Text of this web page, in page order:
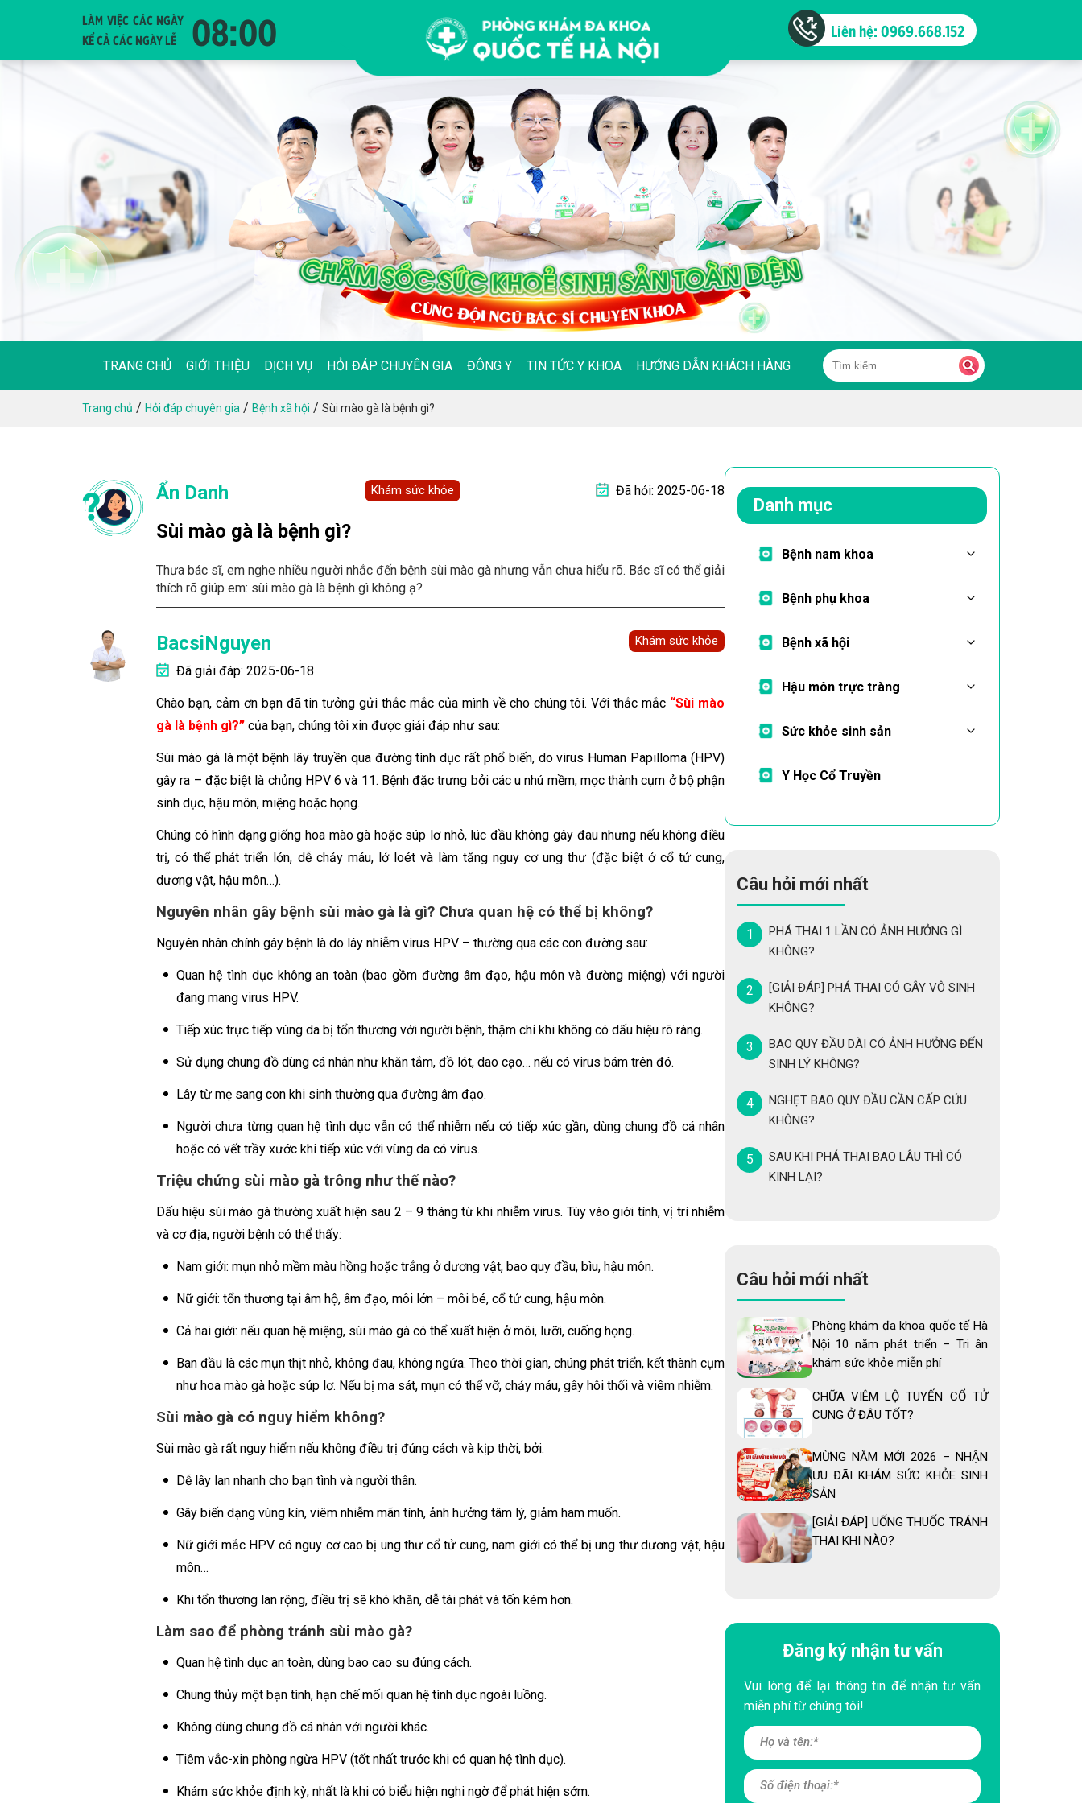
LÀM VIỆC CÁC NGÀY
KỂ CẢ CÁC NGÀY LỄ
08:00 Liên hệ: 0969.668.152
TRANG CHỦ GIỚI THIỆU DỊCH VỤ HỎI ĐÁP CHUYÊN GIA ĐÔNG Y TIN TỨC Y KHOA HƯỚNG DẪN KHÁCH HÀNG
Trang chủ / Hỏi đáp chuyên gia / Bệnh xã hội / Sùi mào gà là bệnh gì?
Ẩn Danh Khám sức khỏe Đã hỏi: 2025-06-18
Sùi mào gà là bệnh gì?
Thưa bác sĩ, em nghe nhiều người nhắc đến bệnh sùi mào gà nhưng vẫn chưa hiểu rõ. Bác sĩ có thể giải
thích rõ giúp em: sùi mào gà là bệnh gì không ạ?
BacsiNguyen
Đã giải đáp: 2025-06-18
Khám sức khỏe
Chào bạn, cảm ơn bạn đã tin tưởng gửi thắc mắc của mình về cho chúng tôi. Với thắc mắc “Sùi mào
gà là bệnh gì?” của bạn, chúng tôi xin được giải đáp như sau:
Sùi mào gà là một bệnh lây truyền qua đường tình dục rất phổ biến, do virus Human Papilloma (HPV)
gây ra – đặc biệt là chủng HPV 6 và 11. Bệnh đặc trưng bởi các u nhú mềm, mọc thành cụm ở bộ phận
sinh dục, hậu môn, miệng hoặc họng.
Chúng có hình dạng giống hoa mào gà hoặc súp lơ nhỏ, lúc đầu không gây đau nhưng nếu không điều
trị, có thể phát triển lớn, dễ chảy máu, lở loét và làm tăng nguy cơ ung thư (đặc biệt ở cổ tử cung,
dương vật, hậu môn…).
Nguyên nhân gây bệnh sùi mào gà là gì? Chưa quan hệ có thể bị không?
Nguyên nhân chính gây bệnh là do lây nhiễm virus HPV – thường qua các con đường sau:
Quan hệ tình dục không an toàn (bao gồm đường âm đạo, hậu môn và đường miệng) với người
đang mang virus HPV.
Tiếp xúc trực tiếp vùng da bị tổn thương với người bệnh, thậm chí khi không có dấu hiệu rõ ràng.
Sử dụng chung đồ dùng cá nhân như khăn tắm, đồ lót, dao cạo… nếu có virus bám trên đó.
Lây từ mẹ sang con khi sinh thường qua đường âm đạo.
Người chưa từng quan hệ tình dục vẫn có thể nhiễm nếu có tiếp xúc gần, dùng chung đồ cá nhân
hoặc có vết trầy xước khi tiếp xúc với vùng da có virus.
Triệu chứng sùi mào gà trông như thế nào?
Dấu hiệu sùi mào gà thường xuất hiện sau 2 – 9 tháng từ khi nhiễm virus. Tùy vào giới tính, vị trí nhiễm
và cơ địa, người bệnh có thể thấy:
Nam giới: mụn nhỏ mềm màu hồng hoặc trắng ở dương vật, bao quy đầu, bìu, hậu môn.
Nữ giới: tổn thương tại âm hộ, âm đạo, môi lớn – môi bé, cổ tử cung, hậu môn.
Cả hai giới: nếu quan hệ miệng, sùi mào gà có thể xuất hiện ở môi, lưỡi, cuống họng.
Ban đầu là các mụn thịt nhỏ, không đau, không ngứa. Theo thời gian, chúng phát triển, kết thành cụm
như hoa mào gà hoặc súp lơ. Nếu bị ma sát, mụn có thể vỡ, chảy máu, gây hôi thối và viêm nhiễm.
Sùi mào gà có nguy hiểm không?
Sùi mào gà rất nguy hiểm nếu không điều trị đúng cách và kịp thời, bởi:
Dễ lây lan nhanh cho bạn tình và người thân.
Gây biến dạng vùng kín, viêm nhiễm mãn tính, ảnh hưởng tâm lý, giảm ham muốn.
Nữ giới mắc HPV có nguy cơ cao bị ung thư cổ tử cung, nam giới có thể bị ung thư dương vật, hậu
môn…
Khi tổn thương lan rộng, điều trị sẽ khó khăn, dễ tái phát và tốn kém hơn.
Làm sao để phòng tránh sùi mào gà?
Quan hệ tình dục an toàn, dùng bao cao su đúng cách.
Chung thủy một bạn tình, hạn chế mối quan hệ tình dục ngoài luồng.
Không dùng chung đồ cá nhân với người khác.
Tiêm vắc-xin phòng ngừa HPV (tốt nhất trước khi có quan hệ tình dục).
Khám sức khỏe định kỳ, nhất là khi có biểu hiện nghi ngờ để phát hiện sớm.
Danh mục
Bệnh nam khoa
Bệnh phụ khoa
Bệnh xã hội
Hậu môn trực tràng
Sức khỏe sinh sản
Y Học Cổ Truyền
Câu hỏi mới nhất
PHÁ THAI 1 LẦN CÓ ẢNH HƯỞNG GÌ
KHÔNG?
[GIẢI ĐÁP] PHÁ THAI CÓ GÂY VÔ SINH
KHÔNG?
BAO QUY ĐẦU DÀI CÓ ẢNH HƯỞNG ĐẾN
SINH LÝ KHÔNG?
NGHẸT BAO QUY ĐẦU CẦN CẤP CỨU
KHÔNG?
SAU KHI PHÁ THAI BAO LÂU THÌ CÓ
KINH LẠI?
Câu hỏi mới nhất
Phòng khám đa khoa quốc tế Hà
Nội 10 năm phát triển – Tri ân
khám sức khỏe miễn phí
CHỮA VIÊM LỘ TUYẾN CỔ TỬ
CUNG Ở ĐÂU TỐT?
MỪNG NĂM MỚI 2026 – NHẬN
ƯU ĐÃI KHÁM SỨC KHỎE SINH
SẢN
[GIẢI ĐÁP] UỐNG THUỐC TRÁNH
THAI KHI NÀO?
Đăng ký nhận tư vấn
Vui lòng để lại thông tin để nhận tư vấn
miễn phí từ chúng tôi!